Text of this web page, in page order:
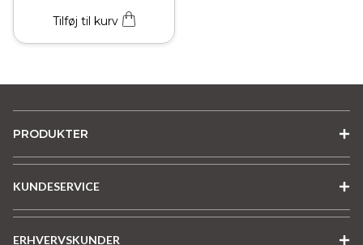
Tilføj til kurv
PRODUKTER
KUNDESERVICE
ERHVERVSKUNDER